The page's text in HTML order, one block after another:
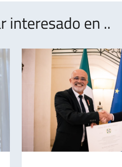
interesado en ..